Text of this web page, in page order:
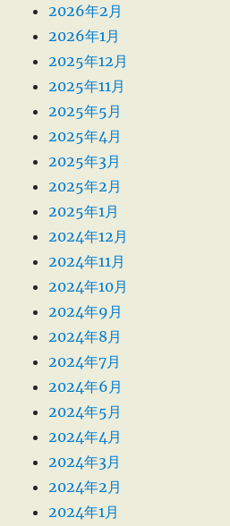
2026年2月
2026年1月
2025年12月
2025年11月
2025年5月
2025年4月
2025年3月
2025年2月
2025年1月
2024年12月
2024年11月
2024年10月
2024年9月
2024年8月
2024年7月
2024年6月
2024年5月
2024年4月
2024年3月
2024年2月
2024年1月